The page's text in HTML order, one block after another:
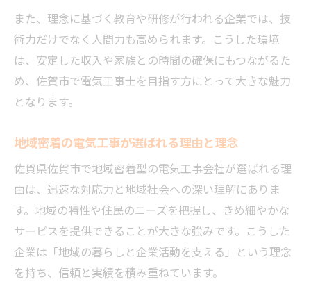
電気工事の理念が地域貢献につながる理由
地域密着型電気工事士の理念実践事例紹介
電気工事と地域社会をつなぐ理念の力とは
電気工事で暮らしを支える理念の大切さ
働き方改革に繋がる電気工事士の新常識
電気工事士の働き方改革を支える基本理念
電気工事の新常識と柔軟な働き方の関係性
電気工事士が目指すワークライフバランス
安心して働ける電気工事現場の理念とは
電気工事業界の新常識と理念の融合を考察
また、理念に基づく教育や研修が行われる企業では、技
術力だけでなく人間力も高められます。こうした環境
は、安定した収入や家族との時間の確保にもつながるた
め、佐賀市で電気工事士を目指す方にとって大きな魅力
となります。
地域密着の電気工事が選ばれる理由と理念
佐賀県佐賀市で地域密着型の電気工事会社が選ばれる理
由は、迅速な対応力と地域社会への深い理解にありま
す。地域の特性や住民のニーズを把握し、きめ細やかな
サービスを提供できることが大きな強みです。こうした
企業は「地域の暮らしと企業活動を支える」という理念
を持ち、信頼と実績を積み重ねています。